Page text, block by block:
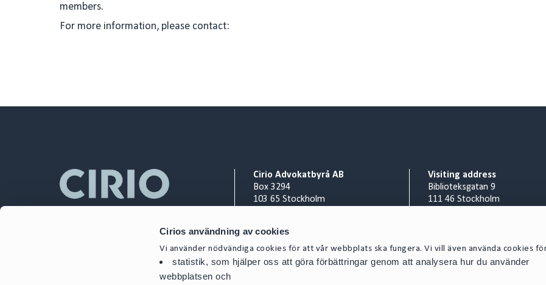
Cirios användning av cookies
Vi använder nödvändiga cookies för att vår webbplats ska fungera. Vi vill även använda cookies
statistik, som hjälper oss att göra förbättringar genom att analysera hur du använder
webbplatsen och
n
members.
For more information, please contact:
Cirio Advokatbyrå AB
Box 3294
103 65 Stockholm
contact@cirio.se
Visiting address
Biblioteksgatan 9
111 46 Stockholm
SE 831 90 Östersund